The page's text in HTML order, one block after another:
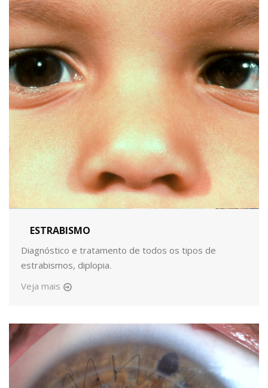
ESTRABISMO
Diagnóstico e tratamento de todos os tipos de
estrabismos, diplopia.
Veja mais